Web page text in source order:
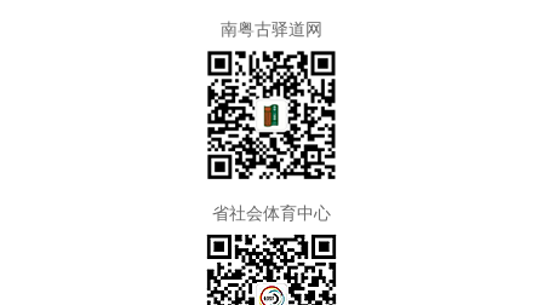
南粤古驿道网
省社会体育中心